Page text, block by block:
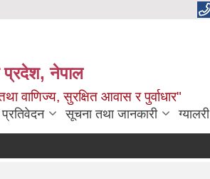
प्रदेश, नेपाल
वाणिज्य, सुरक्षित आवास र पुर्वाधार"
प्रतिवेदन सूचना तथा जानकारी ग्यालरी